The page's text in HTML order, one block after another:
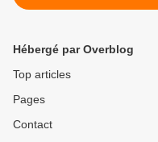
AUTANT QUE VOUS LE
CLASSES, PATHOLOGIE
NATURELLE ET SOCIALE.
Hébergé par Overblog
Top articles
Pages
Contact